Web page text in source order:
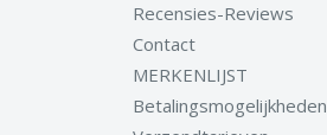
Recensies-Reviews
Contact
MERKENLIJST
Betalingsmogelijkheden